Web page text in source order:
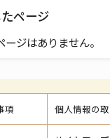
ページ
ジはありません。
項 個人情報の